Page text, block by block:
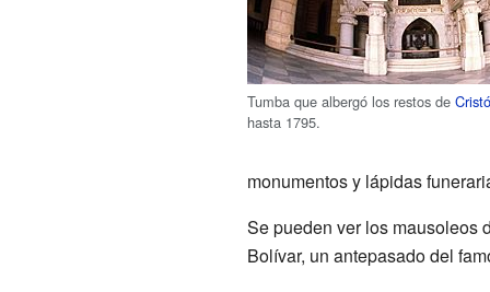
Tumba que albergó los restos de
hasta 1795.
monumentos y lápidas
Se pueden ver los mausoleos
Bolívar, un antepasado del